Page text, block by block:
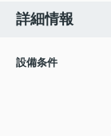
詳細情報
設備条件